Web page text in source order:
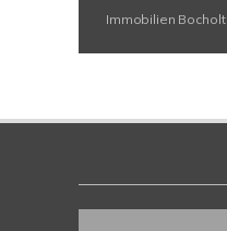
Immobilien Bocholt